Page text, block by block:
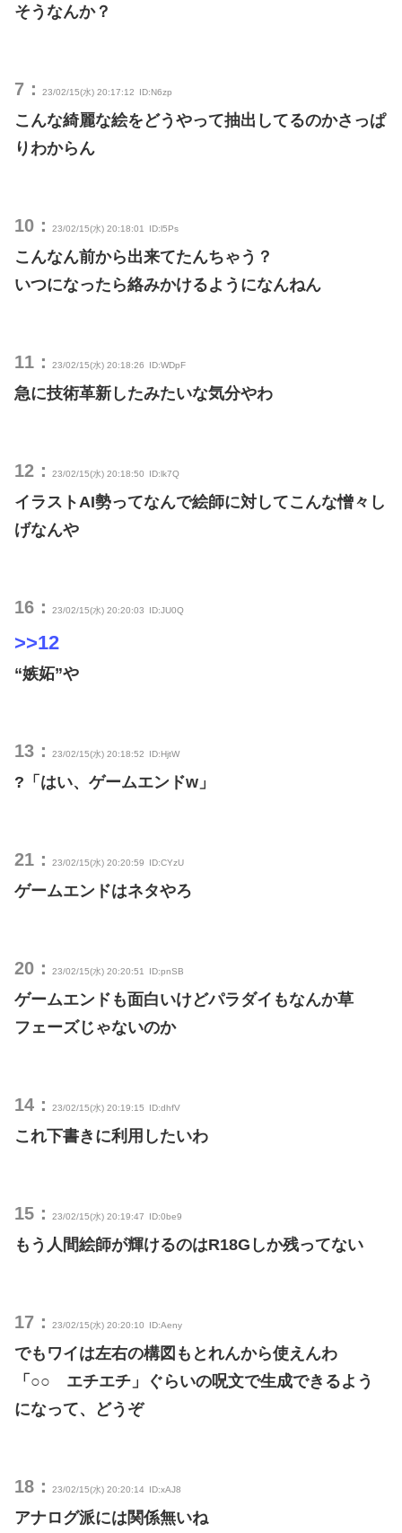
そうなんか？
7： 23/02/15(水) 20:17:12 ID:N6zp
こんな綺麗な絵をどうやって抽出してるのかさっぱ
りわからん
10： 23/02/15(水) 20:18:01 ID:l5Ps
こんなん前から出来てたんちゃう？
いつになったら絡みかけるようになんねん
11： 23/02/15(水) 20:18:26 ID:WDpF
急に技術革新したみたいな気分やわ
12： 23/02/15(水) 20:18:50 ID:lk7Q
イラストAI勢ってなんで絵師に対してこんな憎々し
げなんや
16： 23/02/15(水) 20:20:03 ID:JU0Q
>>12
“嫉妬”や
13： 23/02/15(水) 20:18:52 ID:HjtW
?「はい、ゲームエンドw」
21： 23/02/15(水) 20:20:59 ID:CYzU
ゲームエンドはネタやろ
20： 23/02/15(水) 20:20:51 ID:pnSB
ゲームエンドも面白いけどパラダイもなんか草
フェーズじゃないのか
14： 23/02/15(水) 20:19:15 ID:dhfV
これ下書きに利用したいわ
15： 23/02/15(水) 20:19:47 ID:0be9
もう人間絵師が輝けるのはR18Gしか残ってない
17： 23/02/15(水) 20:20:10 ID:Aeny
でもワイは左右の構図もとれんから使えんわ
「○○ エチエチ」ぐらいの呪文で生成できるよう
になって、どうぞ
18： 23/02/15(水) 20:20:14 ID:xAJ8
アナログ派には関係無いね